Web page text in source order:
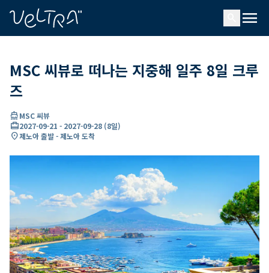
menu
MSC 씨뷰로 떠나는 지중해 일주 8일 크루
즈
directions_boatMSC 씨뷰
card_travel2027-09-21 - 2027-09-28 (8일)
location_on제노아 출발 - 제노아 도착